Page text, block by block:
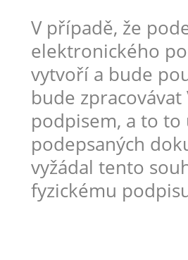
V případě, že
elektronického
vytvoří a bude
bude
podpisem, a to to
podepsaných
vyžádal tento
fyzickému